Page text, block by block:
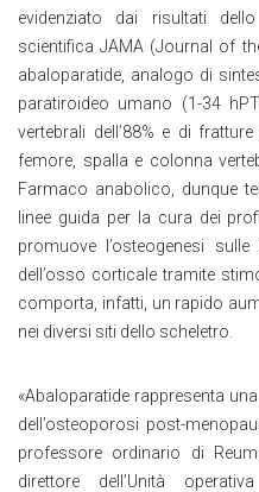
evidenziato dai risultati
scientifica JAMA (Journal of
abaloparatide, analogo di
paratiroideo umano (1-34
vertebrali dell’88% e di
femore, spalla e colonna
Farmaco anabolico, dunque
linee guida per la cura dei
promuove l’osteogenesi
dell’osso corticale tramite
comporta, infatti, un rapido
nei diversi siti dello scheletro.
«Abaloparatide rappresenta
dell’osteoporosi post-
professore ordinario di
direttore dell’Unità